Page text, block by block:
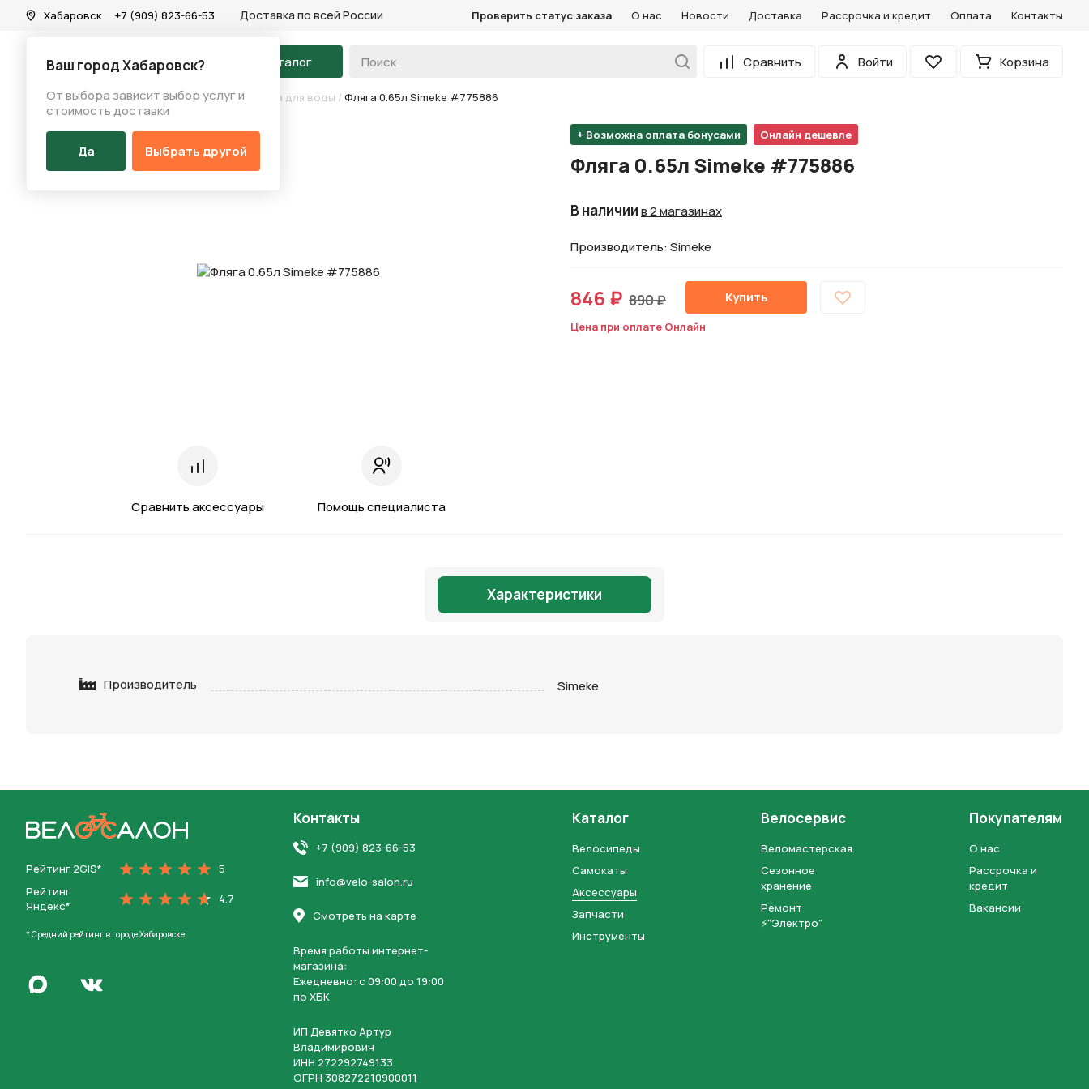
Хабаровск
Ваш город Хабаровск?
От выбора зависит выбор услуг и
стоимость доставки
Да Выбрать другой
+7 (909) 823-66-53 Доставка по всей России Проверить статус заказа О нас Новости Доставка Рассрочка и кредит Оплата Контакты
На главную Каталог Сравнить
Войти
Избранное Корзина
Каталог/Аксессуары/Держатель фляги/фляга для воды / Фляга 0.65л Simeke #775886
Сравнить аксессуары Помощь специалиста
+ Возможна оплата бонусами Онлайн дешевле
Фляга 0.65л Simeke #775886
В наличиив 2 магазинах
Производитель: Simeke
846 ₽ 890 ₽ Купить
Цена при оплате Онлайн
Характеристики
Производитель Simeke
Рейтинг 2GIS*
5
Рейтинг
Яндекс*
4.7
* Средний рейтинг в городе Хабаровске
Написать в MaxПерейти во Вконтакте
Контакты
+7 (909) 823-66-53
info@velo-salon.ru
Смотреть на карте
Время работы интернет-
магазина:
Ежедневно: c 09:00 до 19:00
по ХБК
ИП Девятко Артур
Владимирович
ИНН 272292749133
ОГРН 308272210900011
Каталог
Велосипеды
Самокаты
Аксессуары
Запчасти
Инструменты
Велосервис
Веломастерская
Сезонное
хранение
Ремонт
⚡"Электро"
Покупателям
О нас
Рассрочка и
кредит
Вакансии